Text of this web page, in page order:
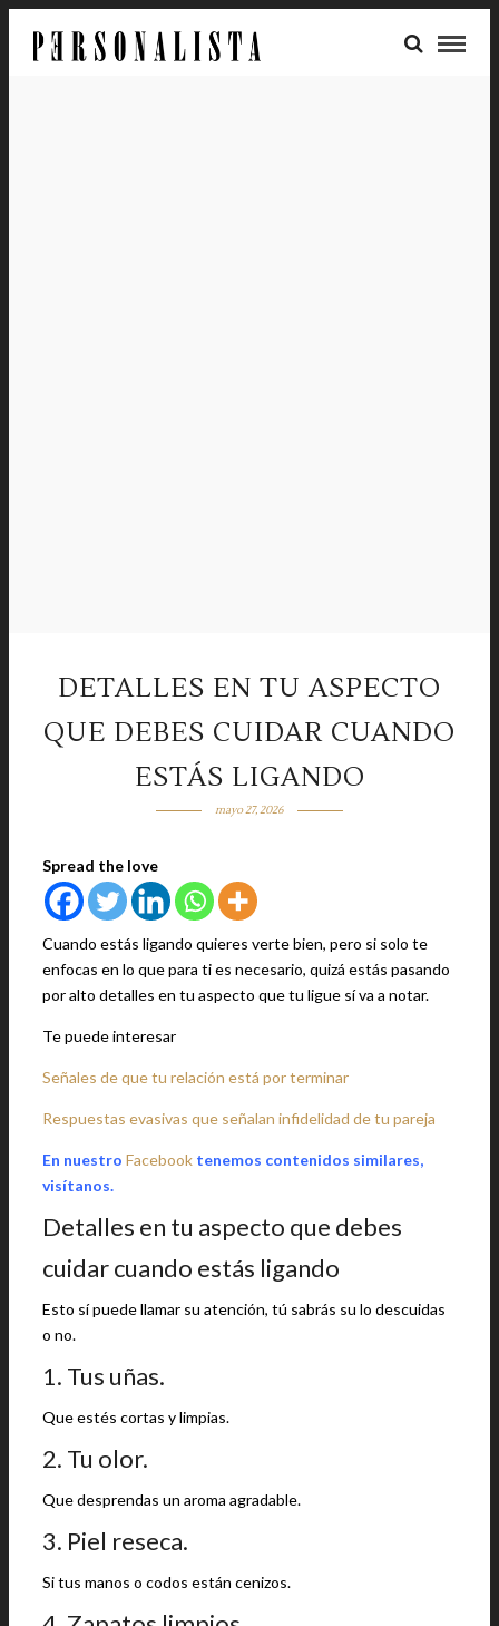
DETALLES EN TU ASPECTO
QUE DEBES CUIDAR CUANDO
ESTÁS LIGANDO
mayo 27, 2026
Spread the love
Cuando estás ligando quieres verte bien, pero si solo te
enfocas en lo que para ti es necesario, quizá estás pasando
por alto detalles en tu aspecto que tu ligue sí va a notar.
Te puede interesar
Señales de que tu relación está por terminar
Respuestas evasivas que señalan infidelidad de tu pareja
En nuestro Facebook tenemos contenidos similares,
visítanos.
Detalles en tu aspecto que debes
cuidar cuando estás ligando
Esto sí puede llamar su atención, tú sabrás su lo descuidas
o no.
1. Tus uñas.
Que estés cortas y limpias.
2. Tu olor.
Que desprendas un aroma agradable.
3. Piel reseca.
Si tus manos o codos están cenizos.